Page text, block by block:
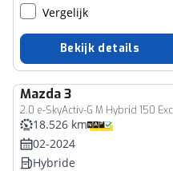
Vergelijk
Bekijk details
Mazda3
18.526 km
02-2024
Hybride